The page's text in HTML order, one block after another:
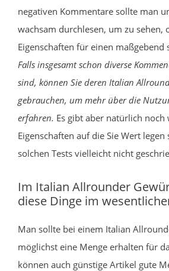
negativen Kommentare sollte man
wachsam durchlesen, um zu sehen,
Eigenschaften für einen maßgebend
Falls insgesamt schon diverse
sind, können Sie deren Italian
gebrauchen, um mehr über die
erfahren. Es gibt aber natürlich noch
Eigenschaften auf die Sie Wert
solchen Tests vielleicht nicht
Im Italian Allrounder
diese Dinge im
Man sollte bei einem Italian
möglichst eine Menge erhalten für
können auch günstige Artikel gute